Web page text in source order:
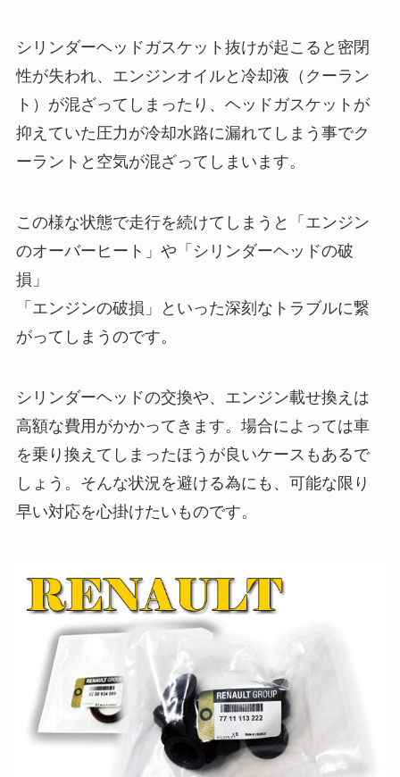
シリンダーヘッドガスケット抜けが起こると密閉
性が失われ、エンジンオイルと冷却液（クーラン
ト）が混ざってしまったり、ヘッドガスケットが
抑えていた圧力が冷却水路に漏れてしまう事でク
ーラントと空気が混ざってしまいます。
この様な状態で走行を続けてしまうと「エンジン
のオーバーヒート」や「シリンダーヘッドの破
損」
「エンジンの破損」といった深刻なトラブルに繋
がってしまうのです。
シリンダーヘッドの交換や、エンジン載せ換えは
高額な費用がかかってきます。場合によっては車
を乗り換えてしまったほうが良いケースもあるで
しょう。そんな状況を避ける為にも、可能な限り
早い対応を心掛けたいものです。